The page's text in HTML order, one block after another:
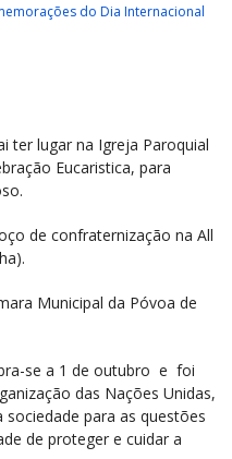
do Dia Internacional
ter lugar na Igreja Paroquial
Eucaristica, para
de confraternização na All
Municipal da Póvoa de
se a 1 de outubro e foi
das Nações Unidas,
para as questões
de proteger e cuidar a